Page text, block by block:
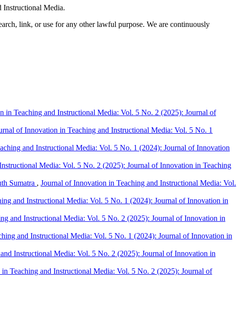
Instructional Media.
link, or use for any other lawful purpose. We are continuously
in Teaching and Instructional Media: Vol. 5 No. 2 (2025): Journal of
of Innovation in Teaching and Instructional Media: Vol. 5 No. 1
and Instructional Media: Vol. 5 No. 1 (2024): Journal of Innovation
Media: Vol. 5 No. 2 (2025): Journal of Innovation in Teaching
Sumatra , Journal of Innovation in Teaching and Instructional Media: Vol.
and Instructional Media: Vol. 5 No. 1 (2024): Journal of Innovation in
and Instructional Media: Vol. 5 No. 2 (2025): Journal of Innovation in
and Instructional Media: Vol. 5 No. 1 (2024): Journal of Innovation in
Instructional Media: Vol. 5 No. 2 (2025): Journal of Innovation in
Teaching and Instructional Media: Vol. 5 No. 2 (2025): Journal of